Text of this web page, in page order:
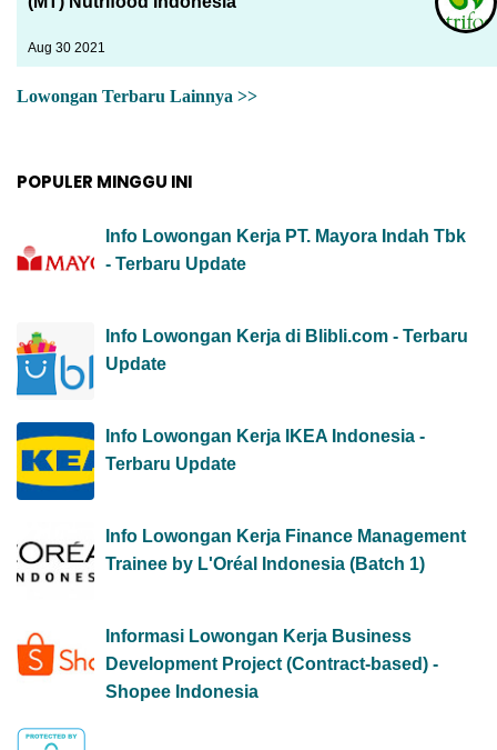
Aug 30 2021
Lowongan Terbaru Lainnya >>
POPULER MINGGU INI
Info Lowongan Kerja PT. Mayora Indah Tbk
- Terbaru Update
Info Lowongan Kerja di Blibli.com - Terbaru
Update
Info Lowongan Kerja IKEA Indonesia -
Terbaru Update
Info Lowongan Kerja Finance Management
Trainee by L'Oréal Indonesia (Batch 1)
Informasi Lowongan Kerja Business
Development Project (Contract-based) -
Shopee Indonesia